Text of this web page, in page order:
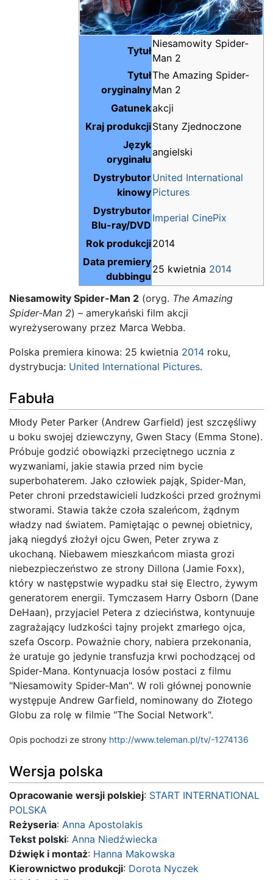
Tytuł
Niesamowity Spider-
Man 2
Tytuł
oryginalny
The Amazing Spider-
Man 2
Gatunekakcji
Kraj produkcjiStany Zjednoczone
Język
oryginału
angielski
Dystrybutor
kinowy
United International
Pictures
Dystrybutor
Blu-ray/DVD
Imperial CinePix
Rok produkcji2014
Data premiery
dubbingu
25 kwietnia 2014
Niesamowity Spider-Man 2 (oryg. The Amazing
Spider-Man 2) – amerykański film akcji
wyreżyserowany przez Marca Webba.
Polska premiera kinowa: 25 kwietnia 2014 roku,
dystrybucja: United International Pictures.
Fabuła
Młody Peter Parker (Andrew Garfield) jest szczęśliwy
u boku swojej dziewczyny, Gwen Stacy (Emma Stone).
Próbuje godzić obowiązki przeciętnego ucznia z
wyzwaniami, jakie stawia przed nim bycie
superbohaterem. Jako człowiek pająk, Spider-Man,
Peter chroni przedstawicieli ludzkości przed groźnymi
stworami. Stawia także czoła szaleńcom, żądnym
władzy nad światem. Pamiętając o pewnej obietnicy,
jaką niegdyś złożył ojcu Gwen, Peter zrywa z
ukochaną. Niebawem mieszkańcom miasta grozi
niebezpieczeństwo ze strony Dillona (Jamie Foxx),
który w następstwie wypadku stał się Electro, żywym
generatorem energii. Tymczasem Harry Osborn (Dane
DeHaan), przyjaciel Petera z dzieciństwa, kontynuuje
zagrażający ludzkości tajny projekt zmarłego ojca,
szefa Oscorp. Poważnie chory, nabiera przekonania,
że uratuje go jedynie transfuzja krwi pochodzącej od
Spider-Mana. Kontynuacja losów postaci z filmu
"Niesamowity Spider-Man". W roli głównej ponownie
występuje Andrew Garfield, nominowany do Złotego
Globu za rolę w filmie "The Social Network".
Opis pochodzi ze strony http://www.teleman.pl/tv/-1274136
Wersja polska
Opracowanie wersji polskiej: START INTERNATIONAL
POLSKA
Reżyseria: Anna Apostolakis
Tekst polski: Anna Niedźwiecka
Dźwięk i montaż: Hanna Makowska
Kierownictwo produkcji: Dorota Nyczek